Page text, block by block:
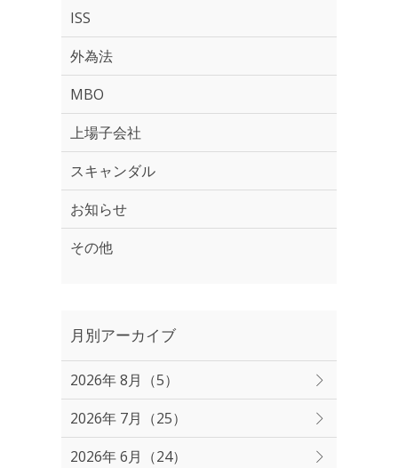
ISS
外為法
MBO
上場子会社
スキャンダル
お知らせ
その他
月別アーカイブ
2026年 8月（5）
2026年 7月（25）
2026年 6月（24）